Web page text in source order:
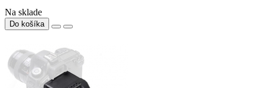
Na sklade
Do košíka